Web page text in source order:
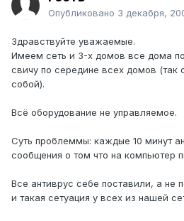
Опубликовано 3 декабря,
Здравствуйте уважаемые.
Имеем сеть и 3-х домов все дома
свичу по середине всех домов (так
собой).
Всё оборудование не управляемое.
Суть проблеммы: каждые 10 минут
сообщения о том что на компьютер
Все антиврус себе поставили, а не
и такая сетуация у всех из нашей